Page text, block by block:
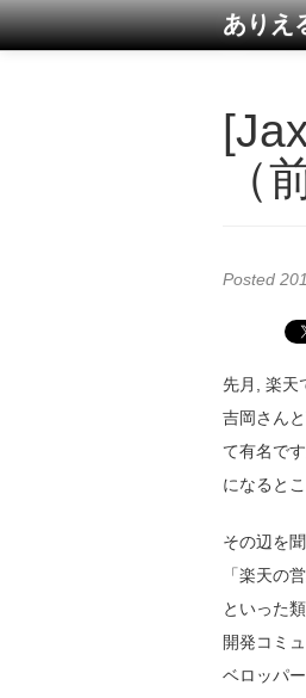
ありえ
（
Posted
先月, 楽天
吉岡さん
て有名で
になると
その辺を
「楽天の
といった
開発コミ
ベロッパ